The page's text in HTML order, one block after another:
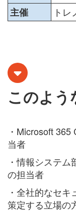
主催
ト
このよ
・Microsoft
当者
・情報システ
の担当者
・全社的なセ
策定する立場の